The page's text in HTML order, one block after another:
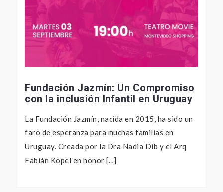
Fundación Jazmín: Un Compromiso
con la inclusión Infantil en Uruguay
La Fundación Jazmín, nacida en 2015, ha sido un
faro de esperanza para muchas familias en
Uruguay. Creada por la Dra Nadia Dib y el Arq
Fabián Kopel en honor […]